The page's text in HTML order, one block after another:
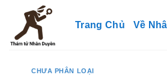
content
Trang Chủ Về
CHƯA PHÂN LOẠI